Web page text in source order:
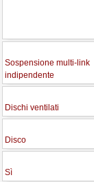
Sospensione multi-link
indipendente
Dischi ventilati
Disco
Sì